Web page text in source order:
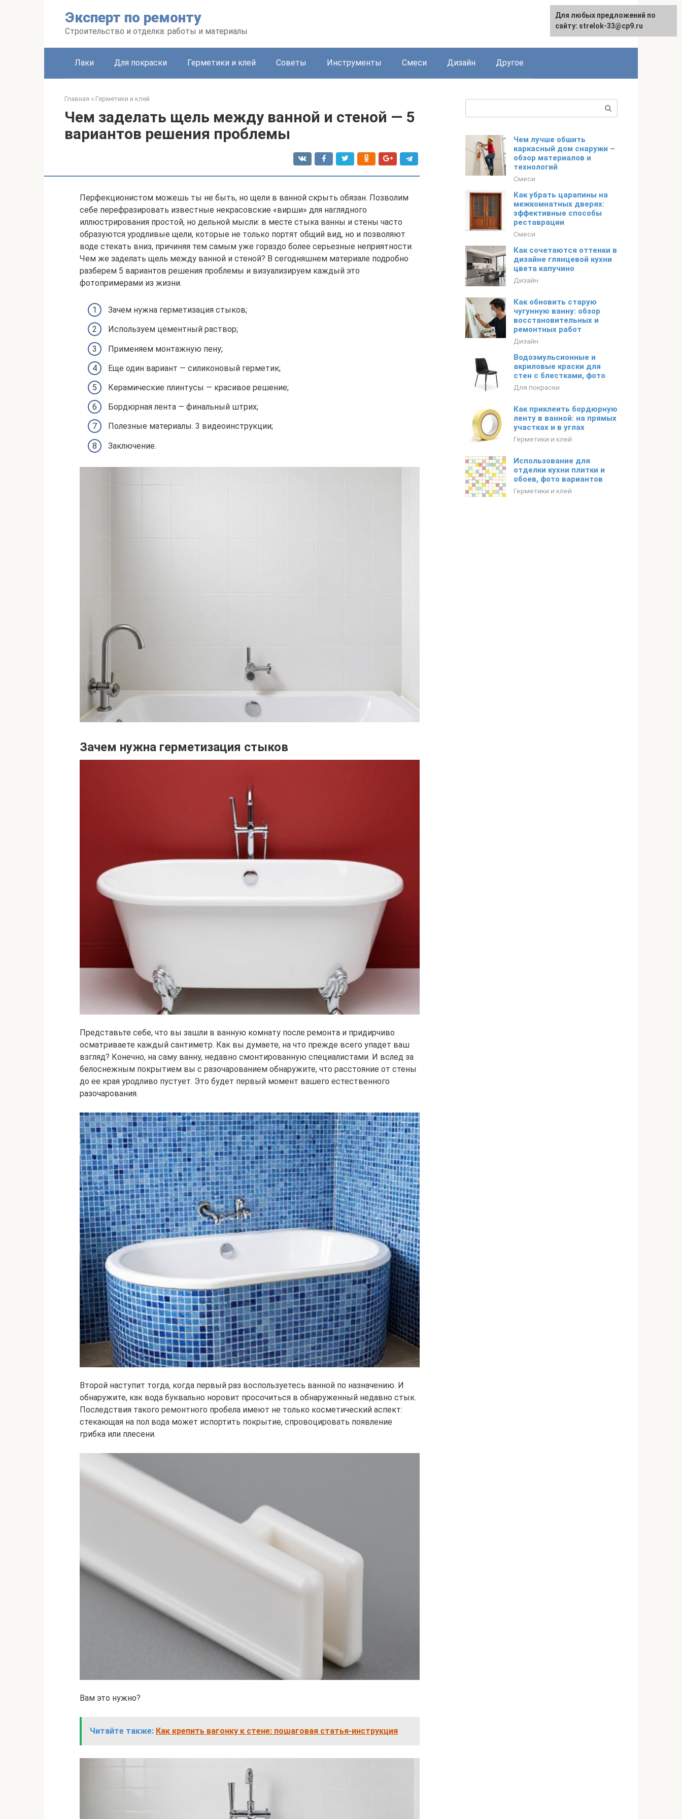
Эксперт по ремонту
Строительство и отделка: работы и материалы
Лаки Для покраски Герметики и клей Советы Инструменты Смеси Дизайн Другое
Главная » Герметики и клей
Чем заделать щель между ванной и стеной — 5
вариантов решения проблемы
Перфекционистом можешь ты не быть, но щели в ванной скрыть обязан. Позволим
себе перефразировать известные некрасовские «вирши» для наглядного
иллюстрирования простой, но дельной мысли: в месте стыка ванны и стены часто
образуются уродливые щели, которые не только портят общий вид, но и позволяют
воде стекать вниз, причиняя тем самым уже гораздо более серьезные неприятности.
Чем же заделать щель между ванной и стеной? В сегодняшнем материале подробно
разберем 5 вариантов решения проблемы и визуализируем каждый это
фотопримерами из жизни.
Зачем нужна герметизация стыков;
Используем цементный раствор;
Применяем монтажную пену;
Еще один вариант — силиконовый герметик;
Керамические плинтусы — красивое решение;
Бордюрная лента — финальный штрих;
Полезные материалы. 3 видеоинструкции;
Заключение.
Зачем нужна герметизация стыков
Представьте себе, что вы зашли в ванную комнату после ремонта и придирчиво
осматриваете каждый сантиметр. Как вы думаете, на что прежде всего упадет ваш
взгляд? Конечно, на саму ванну, недавно смонтированную специалистами. И вслед за
белоснежным покрытием вы с разочарованием обнаружите, что расстояние от стены
до ее края уродливо пустует. Это будет первый момент вашего естественного
разочарования.
Второй наступит тогда, когда первый раз воспользуетесь ванной по назначению. И
обнаружите, как вода буквально норовит просочиться в обнаруженный недавно стык.
Последствия такого ремонтного пробела имеют не только косметический аспект:
стекающая на пол вода может испортить покрытие, спровоцировать появление
грибка или плесени.
Вам это нужно?
Читайте также: Как крепить вагонку к стене: пошаговая статья-инструкция
Чем лучше обшить
каркасный дом снаружи –
обзор материалов и
технологий
Смеси
Как убрать царапины на
межкомнатных дверях:
эффективные способы
реставрации
Смеси
Как сочетаются оттенки в
дизайне глянцевой кухни
цвета капучино
Дизайн
Как обновить старую
чугунную ванну: обзор
восстановительных и
ремонтных работ
Дизайн
Водоэмульсионные и
акриловые краски для
стен с блестками, фото
Для покраски
Как приклеить бордюрную
ленту в ванной: на прямых
участках и в углах
Герметики и клей
Использование для
отделки кухни плитки и
обоев, фото вариантов
Герметики и клей
Для любых предложений по
сайту: strelok-33@cp9.ru
Для любых предложений по
сайту: strelok-33@cp9.ru